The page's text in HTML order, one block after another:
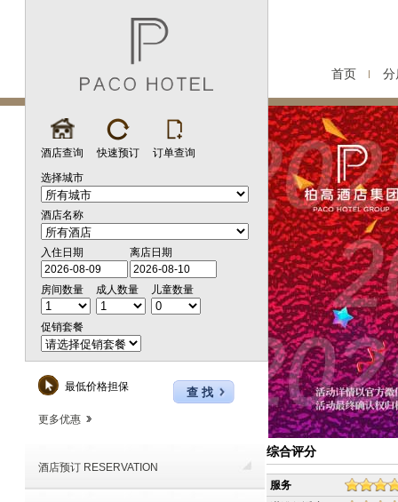
首页 分
酒店查询 快速预订
订单查询
选择城市
酒店名称
入住日期 离店日期
房间数量 成人数量 儿童数量
促销套餐
最低价格担保
更多优惠
酒店预订 RESERVATION
综合评分
服务